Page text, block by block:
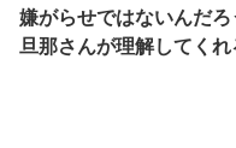
嫌がらせではないんだ
旦那さんが理解してく